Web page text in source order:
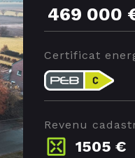
469 000
Certificat
Revenu
1505 €